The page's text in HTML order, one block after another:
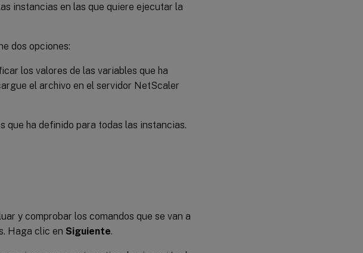
instancias en las que quiere ejecutar la
dos opciones:
los valores de las variables que ha
el archivo en el servidor NetScaler
que ha definido para todas las instancias.
y comprobar los comandos que se van a
Haga clic en Siguiente.